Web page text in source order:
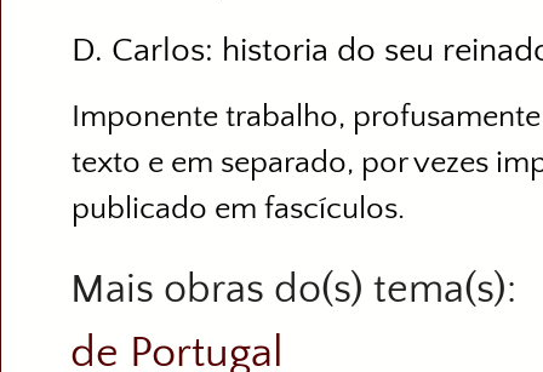
D. Carlos: historia do seu
Imponente trabalho,
texto e em separado, por vezes
publicado em fascículos.
Mais obras do(s)
de Portugal